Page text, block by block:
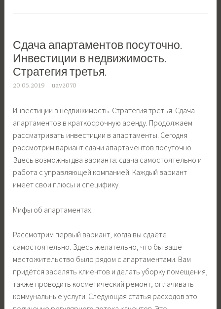
Сдача апартаментов посуточно.
Инвестиции в недвижимость.
Стратегия третья.
20.05.2019 uav2070
Инвестиции в недвижимость. Стратегия третья. Сдача
апартаментов в краткосрочную аренду. Продолжаем
рассматривать инвестиции в апартаменты. Сегодня
рассмотрим вариант сдачи апартаментов посуточно.
Здесь возможны два варианта: сдача самостоятельно и
работа с управляющей компанией. Каждый вариант
имеет свои плюсы и специфику.
Мифы об апартаментах.
Рассмотрим первый вариант, когда вы сдаёте
самостоятельно. Здесь желательно, что бы ваше
местожительство было рядом с апартаментами. Вам
придётся заселять клиентов и делать уборку помещения,
также проводить косметический ремонт, оплачивать
коммунальные услуги. Следующая статья расходов это